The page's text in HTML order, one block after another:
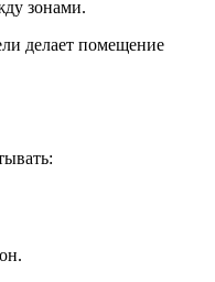
зонами.
делает помещение